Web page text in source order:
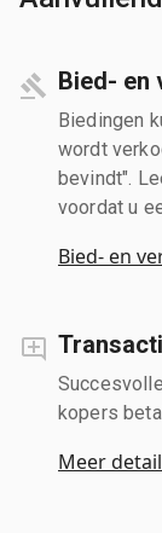
Bied- en
Biedingen
wordt
bevindt".
voordat u
Bied- en
kopers
Meer